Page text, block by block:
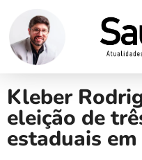
Kleber
eleição de
estaduais